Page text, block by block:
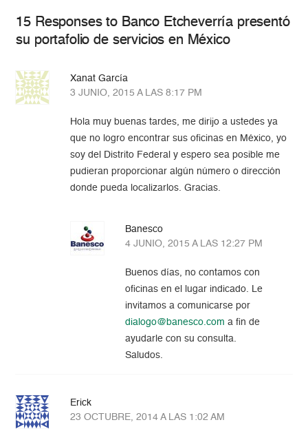
15 Responses to Banco Etcheverría presentó
su portafolio de servicios en México
Xanat García
3 JUNIO, 2015 A LAS 8:17 PM
Hola muy buenas tardes, me dirijo a ustedes ya
que no logro encontrar sus oficinas en México, yo
soy del Distrito Federal y espero sea posible me
pudieran proporcionar algún número o dirección
donde pueda localizarlos. Gracias.
Banesco
4 JUNIO, 2015 A LAS 12:27 PM
Buenos días, no contamos con
oficinas en el lugar indicado. Le
invitamos a comunicarse por
dialogo@banesco.com a fin de
ayudarle con su consulta.
Saludos.
Erick
23 OCTUBRE, 2014 A LAS 1:02 AM